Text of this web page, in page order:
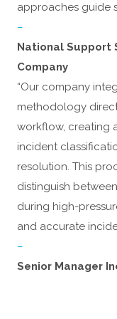
approaches guide
–
National Support
Company
“Our company
methodology
workflow, creating
incident
resolution. This
distinguish
during high-
and accurate
–
Senior Manager